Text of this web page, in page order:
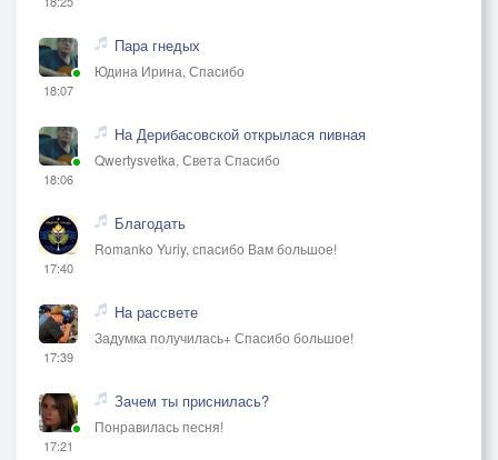
18:07
Пара гнедых
Юдина Ирина, Спасибо
18:06
На Дерибасовской открылася пивная
Qwertysvetka, Света Спасибо
17:40
Благодать
Romanko Yuriy, спасибо Вам большое!
17:39
На рассвете
Задумка получилась+ Спасибо большое!
17:21
Зачем ты приснилась?
Понравилась песня!